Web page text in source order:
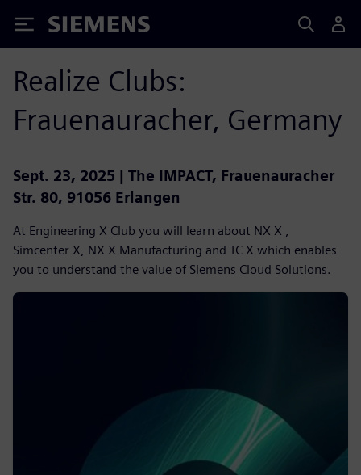
Siemens
Realize Clubs:
Frauenauracher, Germany
Sept. 23, 2025 | The IMPACT, Frauenauracher
Str. 80, 91056 Erlangen
At Engineering X Club you will learn about NX X ,
Simcenter X, NX X Manufacturing and TC X which enables
you to understand the value of Siemens Cloud Solutions.